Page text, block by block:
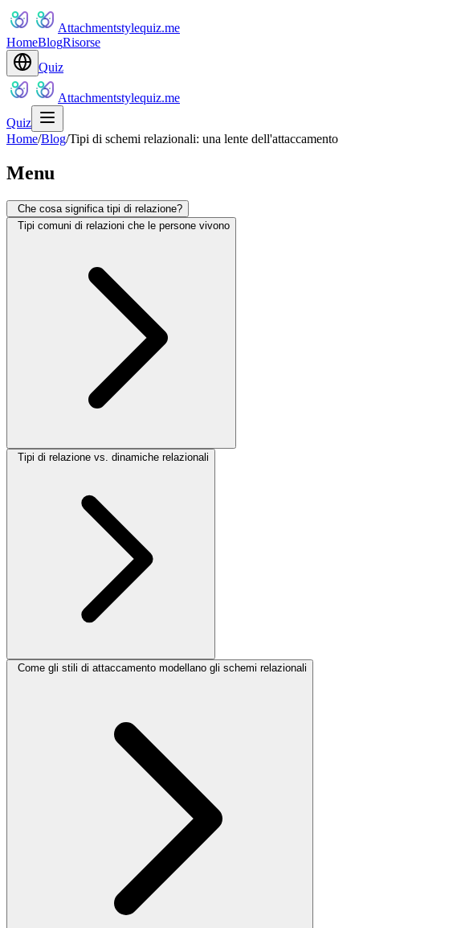
Attachmentstylequiz.me
HomeBlogRisorse
Quiz
Attachmentstylequiz.me
Quiz
Home/Blog/Tipi di schemi relazionali: una lente dell'attaccamento
Menu
Che cosa significa tipi di relazione?
Tipi comuni di relazioni che le persone vivono
Tipi di relazione vs. dinamiche relazionali
Come gli stili di attaccamento modellano gli schemi relazionali